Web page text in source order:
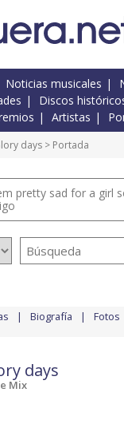
Noticias musicales
Discos
Artistas
days > Portada
pretty sad for a girl
Biografía Fotos
days
Mix